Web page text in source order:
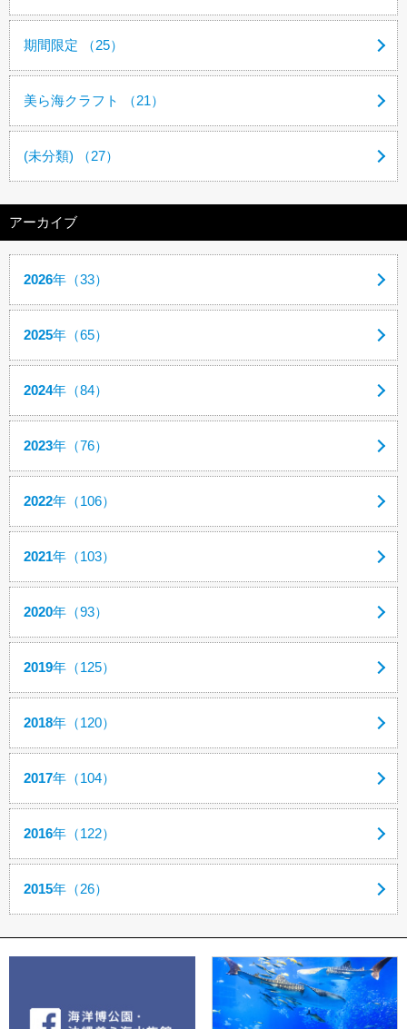
期間限定 （25）
美ら海クラフト （21）
(未分類) （27）
アーカイブ
2026年（33）
2025年（65）
2024年（84）
2023年（76）
2022年（106）
2021年（103）
2020年（93）
2019年（125）
2018年（120）
2017年（104）
2016年（122）
2015年（26）